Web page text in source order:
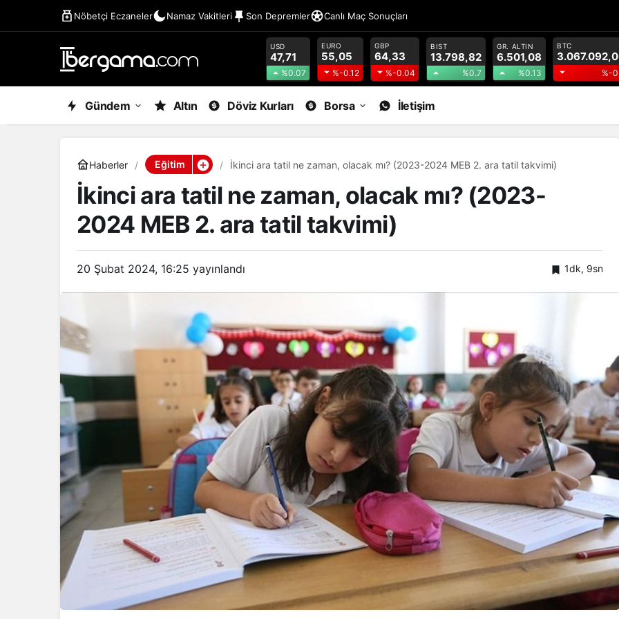
Nöbetçi Eczaneler Namaz Vakitleri Son Depremler Canlı Maç Sonuçları
USD
47,71
%0.07
EURO
55,05
%-0.12
GBP
64,33
%-0.04
BIST
13.798,82
%0.7
GR. ALTIN
6.501,08
%0.13
BTC
%-
Gündem Altın Döviz Kurları Borsa İletişim
Haberler Eğitim İkinci ara tatil ne zaman, olacak mı? (2023-2024 MEB 2. ara tatil takvimi)
İkinci ara tatil ne zaman, olacak mı? (2023-
2024 MEB 2. ara tatil takvimi)
20 Şubat 2024, 16:25 yayınlandı 1dk, 9sn